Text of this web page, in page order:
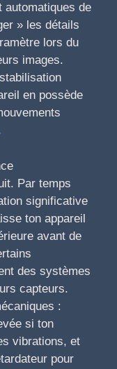
automatiques de
» les détails
lors du
images.
en possède
Par temps
significative
ton appareil
avant de
des systèmes
capteurs.
:
si ton
vibrations, et
pour